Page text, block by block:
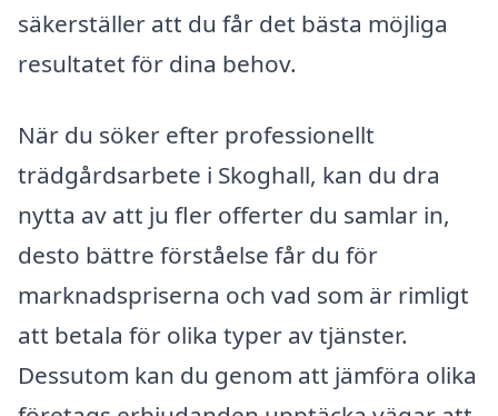
säkerställer att du får det bästa möjliga
resultatet för dina behov.
När du söker efter professionellt
trädgårdsarbete i Skoghall, kan du dra
nytta av att ju fler offerter du samlar in,
desto bättre förståelse får du för
marknadspriserna och vad som är rimligt
att betala för olika typer av tjänster.
Dessutom kan du genom att jämföra olika